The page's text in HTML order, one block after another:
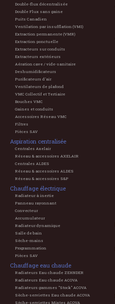
Double-flux décentralisée
Double Flux sans gaine
Puits Canadien
Ventilation par insufflation (VMI)
Extraction permanente (VMR)
Extraction ponctuelle
Extracteurs sur conduits
Extracteurs extérieurs
Aération cave / vide-sanitaire
Deshumidificateurs
Purificateurs d'air
Ventilateurs de plafond
VMC Collectif et Tertiaire
Bouches VMC
Gaines et conduits
Accessoires Réseau VMC
Filtres
Pièces SAV
Aspiration centralisée
Centrales Axelair
Réseau & accessoires AXELAIR
Centrales ALDES
Réseau & accessoires ALDES
Réseau & accessoires S&P
Chauffage électrique
Radiateur à inertie
Panneau rayonnant
Convecteur
Accumulateur
Radiateur dynamique
Salle de bain
Sèche-mains
Programmation
Pièces SAV
Chauffage eau chaude
Radiateurs Eau chaude ZEHNDER
Radiateurs Eau chaude ACOVA
Radiateurs gammes "Stock" ACOVA
Sèche-serviettes Eau chaude ACOVA
Sèche-serviettes Mixtes ACOVA